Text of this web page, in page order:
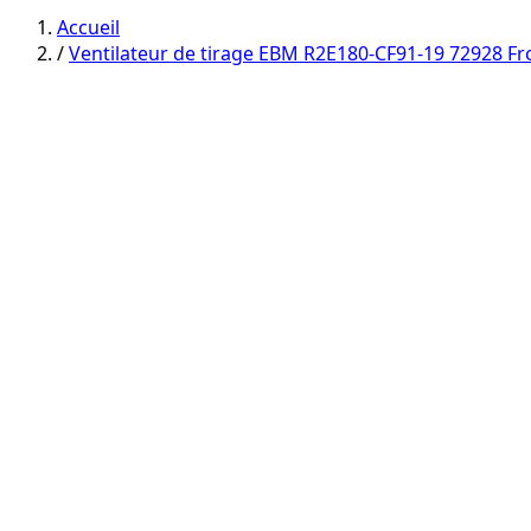
Accueil
/Ventilateur de tirage EBM R2E180-CF91-19 72928